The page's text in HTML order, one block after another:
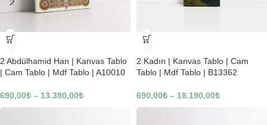
-23%
2 Abdülhamid Han | Kanvas Tablo
| Cam Tablo | Mdf Tablo | A10010
690,00₺ – 13.390,00₺
-23%
2 Kadın | Kanvas Tablo | Cam
Tablo | Mdf Tablo | B13362
690,00₺ – 18.190,00₺